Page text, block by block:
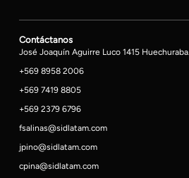
Contáctanos
José Joaquín Aguirre Luco 1415 Huechuraba.
+569 8958 2006
+569 7419 8805
+569 2379 6796
fsalinas@sidlatam.com
jpino@sidlatam.com
cpina@sidlatam.com